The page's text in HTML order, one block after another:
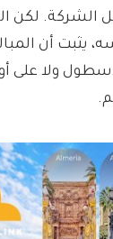
الشركة. لكن
يثبت أن
ولا على